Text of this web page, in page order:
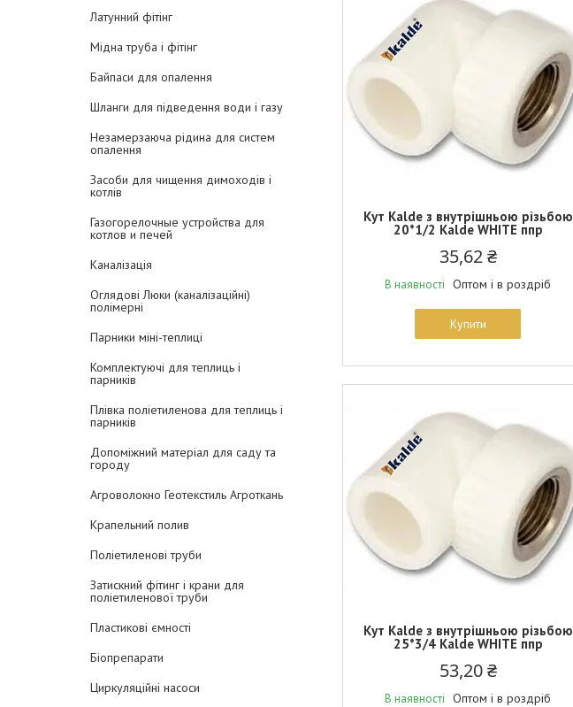
Латунний фітінг
Мідна труба і фітінг
Байпаси для опалення
Шланги для підведення води і газу
Незамерзаюча рідина для систем
опалення
Засоби для чищення димоходів і
котлів
Газогорелочные устройства для
котлов и печей
Каналізація
Оглядові Люки (каналізаційні)
полімерні
Парники міні-теплиці
Комплектуючі для теплиць і
парників
Плівка поліетиленова для теплиць і
парників
Допоміжний матеріал для саду та
городу
Агроволокно Геотекстиль Агроткань
Крапельний полив
Поліетиленові труби
Затискний фітинг і крани для
поліетиленової труби
Пластикові ємності
Біопрепарати
Циркуляційні насоси
Кут Kalde з внутрішньою різьбою
20*1/2 Kalde WHITE ппр
35,62 ₴
В наявності Оптом і в роздріб
Купити
Кут Kalde з внутрішньою різьбою
25*3/4 Kalde WHITE ппр
53,20 ₴
В наявності Оптом і в роздріб